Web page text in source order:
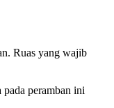
Ruas yang wajib
pada peramban ini